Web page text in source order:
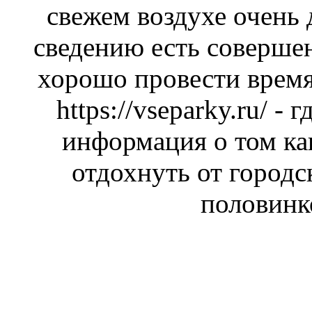
свежем воздухе
сведению есть
хорошо провести
https://vseparky.ru/ -
информация о том
отдохнуть от